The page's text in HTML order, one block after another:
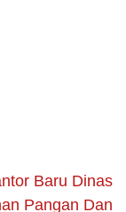
Baru Dinas
Pangan Dan